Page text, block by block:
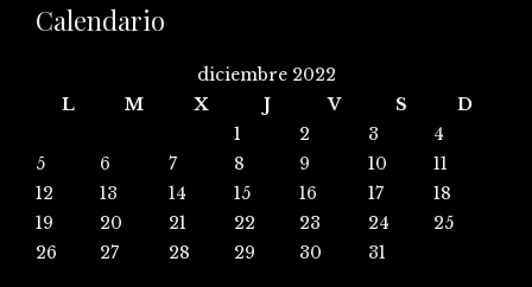
Calendario
diciembre 2022
L
M X J V S
D
1
2 3
4
5
6 7 8 9 10
11
12
13 14 15 16 17
18
19
20 21 22 23 24
25
26
27 28 29 30 31